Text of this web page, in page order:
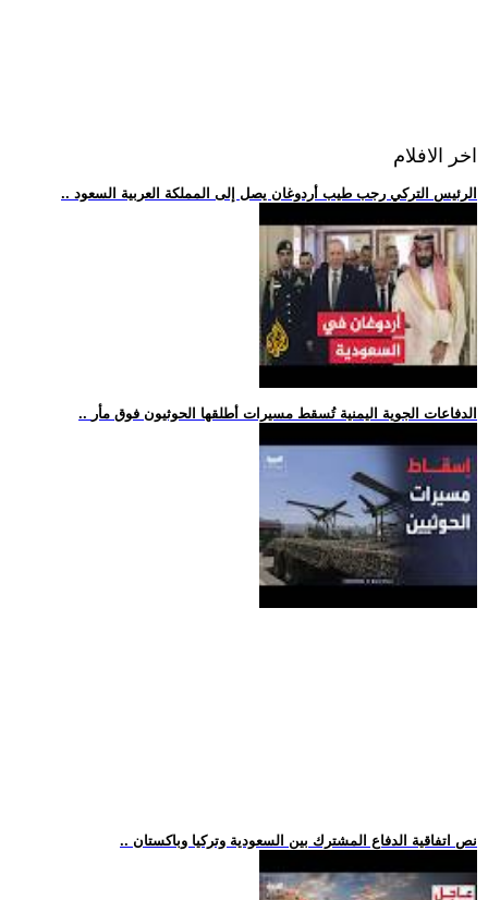
اخر الافلام
.. الرئيس التركي رجب طيب أردوغان يصل إلى المملكة العربية السعود
.. الدفاعات الجوية اليمنية تُسقط مسيرات أطلقها الحوثيون فوق مأر
.. نص اتفاقية الدفاع المشترك بين السعودية وتركيا وباكستان